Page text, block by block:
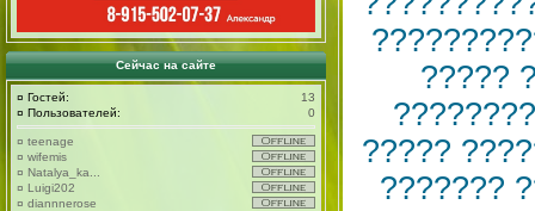
Сейчас на сайте
¤ Гостей:
13
¤ Пользователей: 0
¤ teenage
¤ wifemis
¤ Natalya_ka...
¤ Luigi202
¤ diannnerose
?????
?????
???????